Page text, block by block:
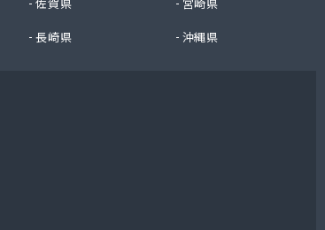
佐賀県
宮崎県
長崎県
沖縄県